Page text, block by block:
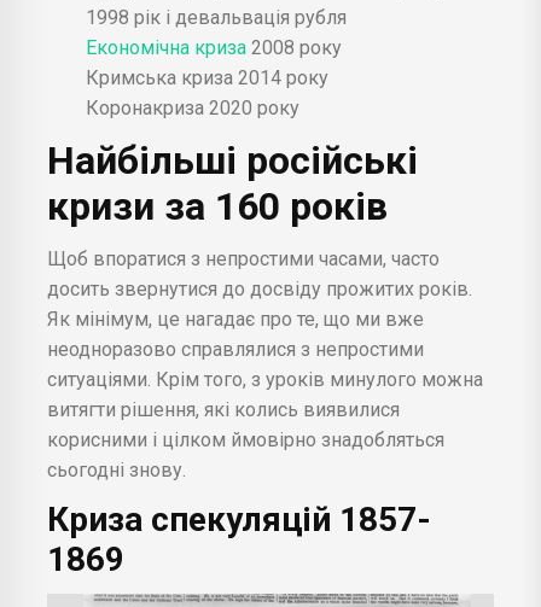
1998 рік і девальвація рубля
Економічна криза 2008 року
Кримська криза 2014 року
Коронакриза 2020 року
Найбільші російські
кризи за 160 років
Щоб впоратися з непростими часами, часто
досить звернутися до досвіду прожитих років.
Як мінімум, це нагадає про те, що ми вже
неодноразово справлялися з непростими
ситуаціями. Крім того, з уроків минулого можна
витягти рішення, які колись виявилися
корисними і цілком ймовірно знадобляться
сьогодні знову.
Криза спекуляцій 1857-
1869